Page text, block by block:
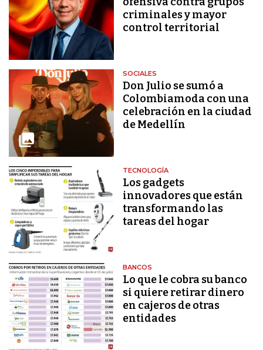
criminales y mayor
control territorial
SOCIALES
Don Julio se sumó a
Colombiamoda con una
celebración en la ciudad
de Medellín
TECNOLOGÍA
Los gadgets
innovadores que están
transformando las
tareas del hogar
BANCOS
Lo que le cobra su banco
si quiere retirar dinero
en cajeros de otras
entidades